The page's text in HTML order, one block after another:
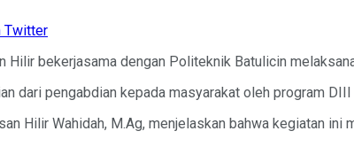
Twitter
Hilir bekerjasama dengan Politeknik Batulicin
dari pengabdian kepada masyarakat oleh program
Hilir Wahidah, M.Ag, menjelaskan bahwa kegiatan